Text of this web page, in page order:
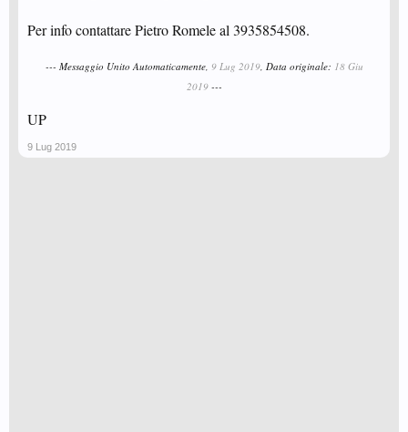
Per info contattare Pietro Romele al 3935854508.
--- Messaggio Unito Automaticamente, 9 Lug 2019, Data originale: 18 Giu
2019---
UP
9 Lug 2019